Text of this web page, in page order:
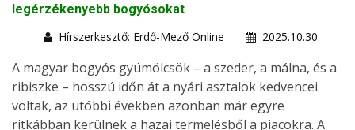
legérzékenyebb bogyósokat
Hírszerkesztő: Erdő-Mező Online
2025.10.30.
A magyar bogyós gyümölcsök – a szeder, a málna, és a
ribiszke – hosszú időn át a nyári asztalok kedvencei
voltak, az utóbbi években azonban már egyre
ritkábban kerülnek a hazai termelésből a piacokra. A